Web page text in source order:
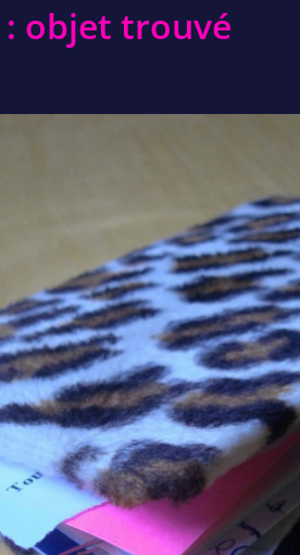
: objet trouvé